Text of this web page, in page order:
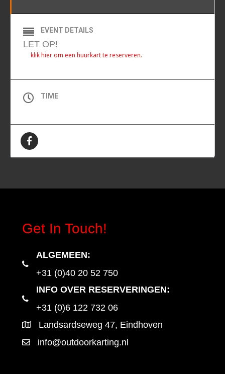
EVENT DETAILS
LET OP!
klik hier om een huurkart te reserveren.
TIME
Get In Touch!
ALGEMEEN:
+31 (0)40 20 52 750
INFO OVER RESERVERINGEN:
+31 (0)6 122 732 06
Landsardseweg 47, Eindhoven
info@outdoorkarting.nl